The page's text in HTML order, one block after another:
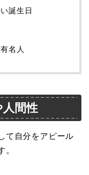
誕生日
名人
間性
て自分をアピール
。